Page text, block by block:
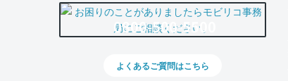
0800-500-5500
よくあるご質問はこちら